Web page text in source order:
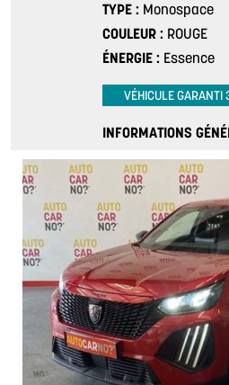
TYPE
Monospace
COULEUR
ROUGE
ÉNERGIE
Essence
VÉHICULE GARANTI
INFORMATIONS